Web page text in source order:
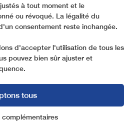
à tout moment et le
ou révoqué. La légalité du
consentement reste inchangée.
d'accepter l'utilisation de tous les
pouvez bien sûr ajuster et
tous
complémentaires